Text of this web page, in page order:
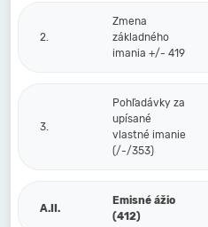
2.
Zmena
základného
imania +/- 419
3.
Pohľadávky za
upísané
vlastné imanie
(/-/353)
A.II.
Emisné ážio
(412)